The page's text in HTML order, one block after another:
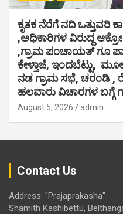
ಕೃತಕ ನೆರೆಗೆ ನದಿ ಒತ್ತುವರಿ
,ಅಧಿಕಾರಿಗಳ ವಿರುದ್ದ
,ಗ್ರಾಮ ಪಂಚಾಯತ್ ಗೂ
ಕೇಳ್ತಾಜೆ, ಇಂದಬೆಟ್ಟು,
ನಡ ಗ್ರಾಮ ಸಭೆ, ಚರಂಡಿ ,
ಹಲವಾರು ವಿಚಾರಗಳ ಬಗ್ಗೆ
August 5, 2026 admin
Contact Us
Address: "Prajaprakasha"
Shamith Kashibettu,